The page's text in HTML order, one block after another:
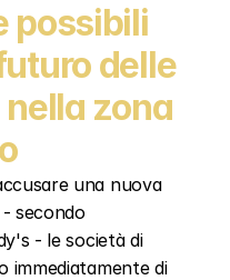
possibili
delle
zona
una nuova
secondo
- le società di
immediatamente di